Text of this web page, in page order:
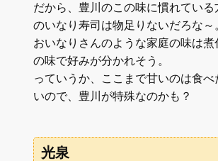
だから、豊川のこの味に慣れている
のいなり寿司は物足りないだろな～
おいなりさんのような家庭の味は煮
の味で好みが分かれそう。
っていうか、ここまで甘いのは食べ
いので、豊川が特殊なのかも？
光泉